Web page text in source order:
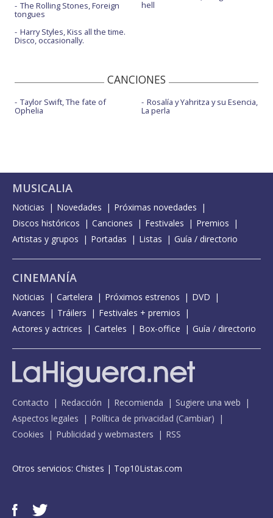
The Rolling Stones, Foreign
tongues
Harry Styles, Kiss all the time.
Disco, occasionally.
hell
CANCIONES
Taylor Swift, The fate of
Ophelia
Rosalía y Yahritza y su Esencia,
La perla
MUSICALIA
Noticias Novedades
Próximas novedades
Discos históricos
Canciones Festivales
Premios
Artistas y grupos
Portadas Listas Guía / directorio
CINEMANÍA
Noticias Cartelera Próximos estrenos
DVD
Avances
Tráilers
Festivales + premios
Actores y actrices
Carteles Box-office Guía / directorio
Contacto Redacción Recomienda
Sugiere una web
Aspectos legales
Política de privacidad (Cambiar)
Cookies
Publicidad y webmasters RSS
Otros servicios: Chistes | Top10Listas.com